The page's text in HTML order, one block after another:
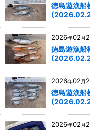
徳島遊漁船
2026年02 月
徳島遊漁船
2026年02 月
徳島遊漁船
2026年02 月